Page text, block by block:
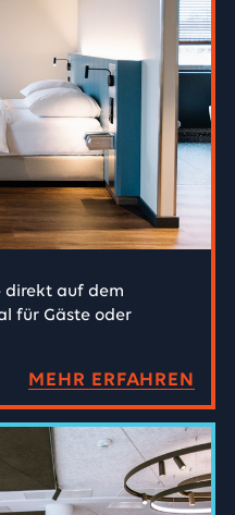
direkt auf dem
für Gäste oder
MEHR ERFAHREN